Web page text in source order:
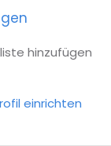
hinzufügen
einrichten